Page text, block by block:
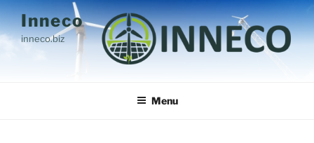
Przejdź
do
treści
Inneco
inneco.biz
Menu